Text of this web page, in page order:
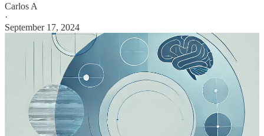
Carlos A
·
September 17, 2024